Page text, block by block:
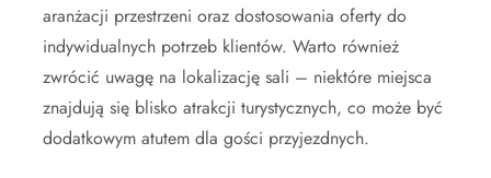
aranżacji przestrzeni oraz dostosowania oferty do
indywidualnych potrzeb klientów. Warto również
zwrócić uwagę na lokalizację sali – niektóre miejsca
znajdują się blisko atrakcji turystycznych, co może być
dodatkowym atutem dla gości przyjezdnych.